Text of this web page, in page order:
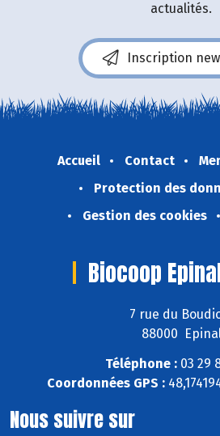
actualités.
Inscription
Accueil Contact
Protection des
Gestion des cookies
Biocoop
7 rue du
88000
Téléphone : 03 29
Coordonnées GPS :
Nous suivre sur